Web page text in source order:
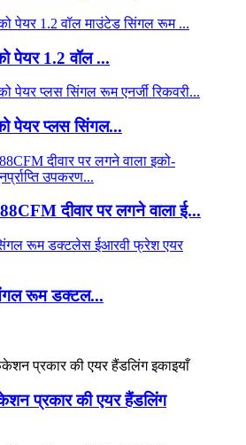
पेयर 1.2 वॉल ...
पेयर प्लस सिंगल...
दीवार पर लगने वाला ई...
रूम डक्टल...
प्रकार की एयर हैंडलिंग